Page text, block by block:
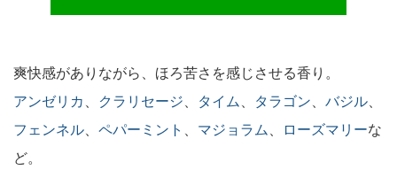
爽快感がありながら、ほろ苦さを感じさせる香り。
アンゼリカ
クラリセージ タイム タラゴン バジル
フェンネル
ペパーミント マジョラム ローズマリーな
ど。